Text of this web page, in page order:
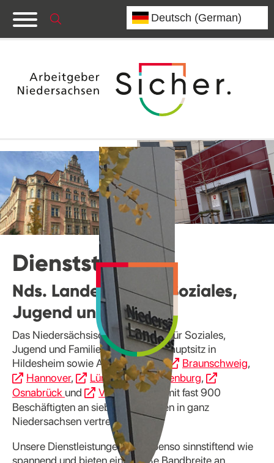
Dienststelle
Nds. Landesamt für Soziales,
Jugend und Familie
Das Niedersächsische Landesamt für Soziales,
Jugend und Familie (LS) hat den Hauptsitz in
Hildesheim sowie Außenstellen in
Braunschweig,
Hannover, Lüneburg, Oldenburg,
Osnabrück und Verden und ist mit fast 900
Beschäftigten an sieben Standorten in ganz
Niedersachsen vertreten.
Unsere Dienstleistungen sind ebenso sinnstiftend wie
spannend und bieten eine große Bandbreite an